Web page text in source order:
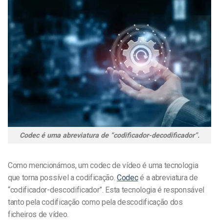
Codec é uma abreviatura de “codificador-decodificador”.
Como mencionámos, um codec de vídeo é uma tecnologia
que torna possível a codificação.Codecé a abreviatura de
“codificador-descodificador”. Esta tecnologia é responsável
tanto pela codificação como pela descodificação dos
ficheiros de vídeo.